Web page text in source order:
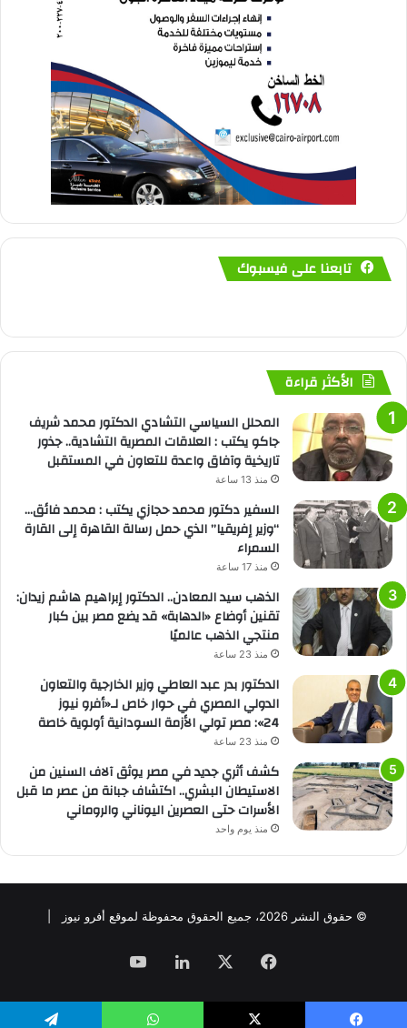
تابعنا على فيسبوك
الأكثر قراءة
المحلل السياسي التشادي الدكتور محمد شريف
جاكو يكتب : العلاقات المصرية التشادية.. جذور
تاريخية وآفاق واعدة للتعاون في المستقبل
منذ 13 ساعة
السفير دكتور محمد حجازي يكتب : محمد فائق…
“وزير إفريقيا” الذي حمل رسالة القاهرة إلى القارة
السمراء
منذ 17 ساعة
الذهب سيد المعادن.. الدكتور إبراهيم هاشم زيدان:
تقنين أوضاع «الدهابة» قد يضع مصر بين كبار
منتجي الذهب عالميًا
منذ 23 ساعة
الدكتور بدر عبد العاطي وزير الخارجية والتعاون
الدولي المصري في حوار خاص لـ«أفرو نيوز
24»: مصر تولي الأزمة السودانية أولوية خاصة
منذ 23 ساعة
كشف أثري جديد في مصر يوثق آلاف السنين من
الاستيطان البشري.. اكتشاف جبانة من عصر ما قبل
الأسرات حتى العصرين اليوناني والروماني
منذ يوم واحد
© حقوق النشر 2026، جميع الحقوق محفوظة لموقع أفرو نيوز |
فيسبوك لينكدإن